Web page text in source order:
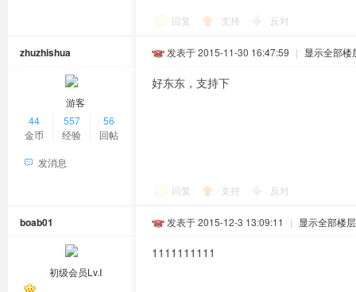
回复 支持 反对
zhuzhishua
游客
44
金币
557
经验
56
回帖
发消息
发表于 2015-11-30 16:47:59 | 显示全部楼
好东东，支持下
回复 支持 反对
boab01
初级会员Lv.Ⅰ
发表于 2015-12-3 13:09:11 | 显示全部楼层
1111111111